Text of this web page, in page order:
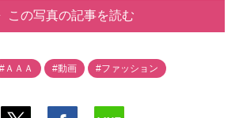
この写真の記事を読む
#ＡＡＡ #動画 #ファッション